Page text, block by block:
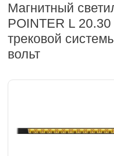
Магнитный
POINTER L
трековой
вольт